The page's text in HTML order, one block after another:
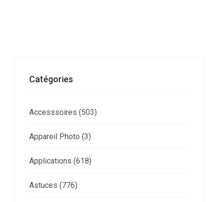
Catégories
Accesssoires (503)
Appareil Photo (3)
Applications (618)
Astuces (776)